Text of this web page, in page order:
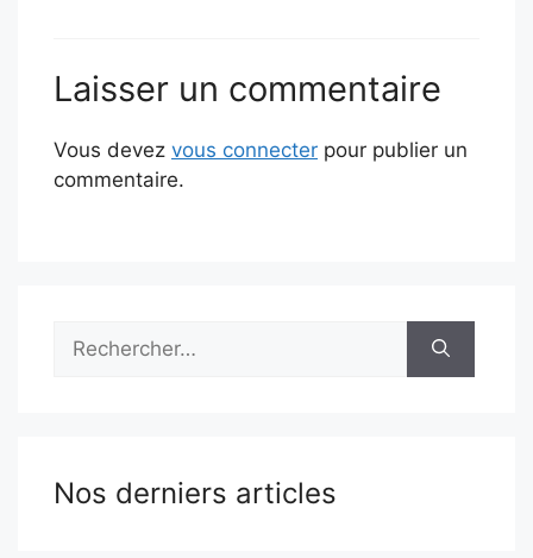
Laisser un commentaire
Vous devez vous connecter pour publier un
commentaire.
Nos derniers articles